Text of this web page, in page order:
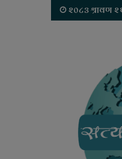
२०८३ श्रावण